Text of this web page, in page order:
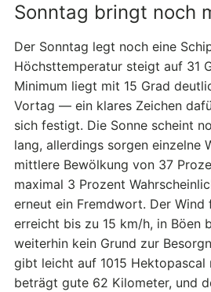
Sonntag bringt noch
Der Sonntag legt noch eine
Höchsttemperatur steigt auf 31
Minimum liegt mit 15 Grad
Vortag — ein klares Zeichen
sich festigt. Die Sonne scheint
lang, allerdings sorgen einzelne
mittlere Bewölkung von 37
maximal 3 Prozent
erneut ein Fremdwort. Der
erreicht bis zu 15 km/h, in Böen
weiterhin kein Grund zur
gibt leicht auf 1015 Hektopascal
beträgt gute 62 Kilometer, und